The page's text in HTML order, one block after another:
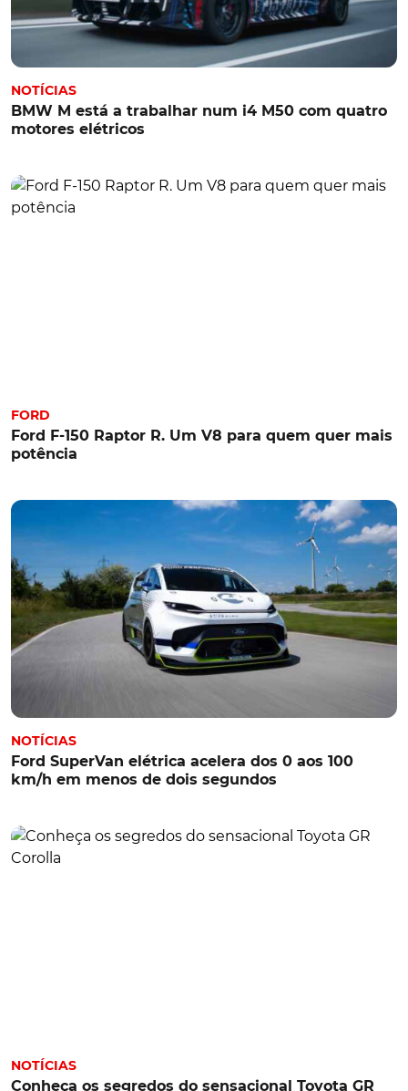
NOTÍCIAS
BMW M está a trabalhar num i4 M50 com quatro
motores elétricos
FORD
Ford F-150 Raptor R. Um V8 para quem quer mais
potência
NOTÍCIAS
Ford SuperVan elétrica acelera dos 0 aos 100
km/h em menos de dois segundos
NOTÍCIAS
Conheça os segredos do sensacional Toyota GR